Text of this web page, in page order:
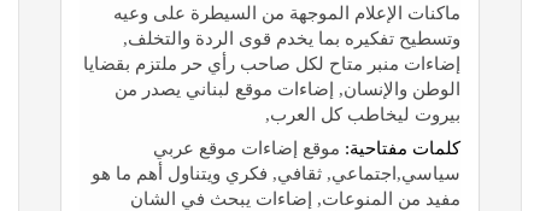
ماكنات الإعلام الموجهة من السيطرة على وعيه
وتسطيح تفكيره بما يخدم قوى الردة والتخلف,
إضاءات منبر متاح لكل صاحب رأي حر ملتزم بقضايا
الوطن والإنسان, إضاءات موقع لبناني يصدر من
بيروت ليخاطب كل العرب,
كلمات مفتاحية: موقع إضاءات موقع عربي
سياسي,اجتماعي, ثقافي, فكري ويتناول أهم ما هو
مفيد من المنوعات, إضاءات يبحث في الشان